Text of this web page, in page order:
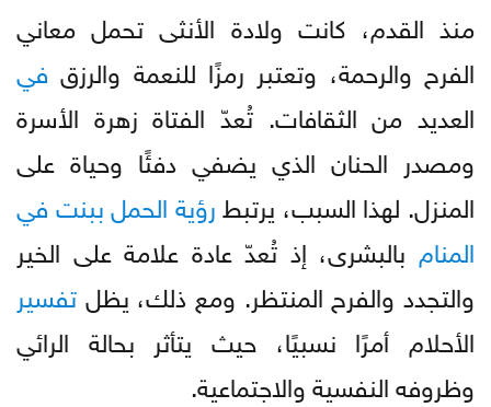
منذ القدم، كانت ولادة الأنثى تحمل معاني
الفرح والرحمة، وتعتبر رمزًا للنعمة والرزق في
العديد من الثقافات. تُعدّ الفتاة زهرة الأسرة
ومصدر الحنان الذي يضفي دفئًا وحياة على
المنزل. لهذا السبب، يرتبطرؤيةالحملببنتفي
المنام بالبشرى، إذ تُعدّ عادة علامة على الخير
والتجدد والفرح المنتظر. ومع ذلك، يظلتفسير
الأحلام أمرًا نسبيًا، حيث يتأثر بحالة الرائي
وظروفه النفسية والاجتماعية.